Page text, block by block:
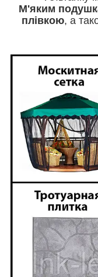
М'яким
плівкою, а